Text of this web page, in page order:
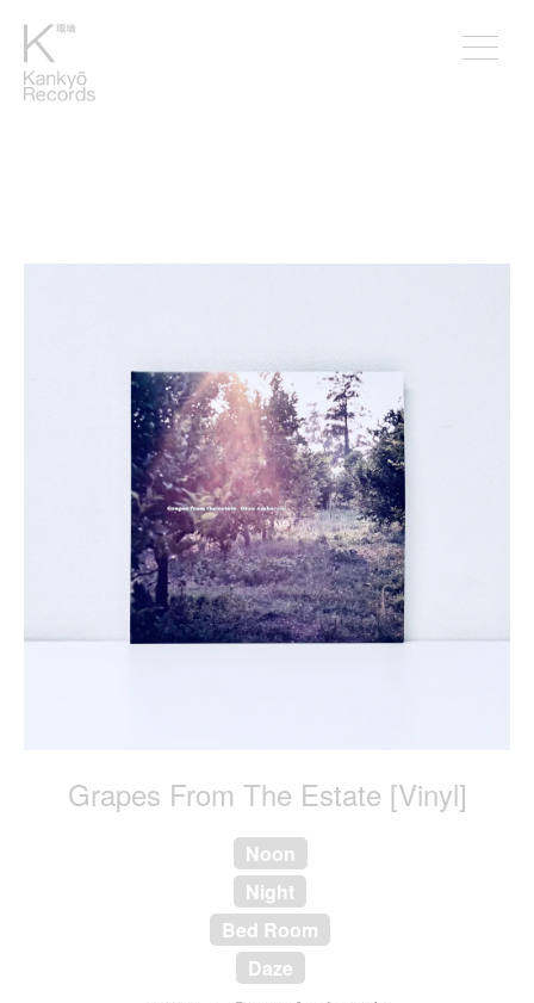
Grapes From The Estate [Vinyl]
Noon
Night
Bed Room
Daze